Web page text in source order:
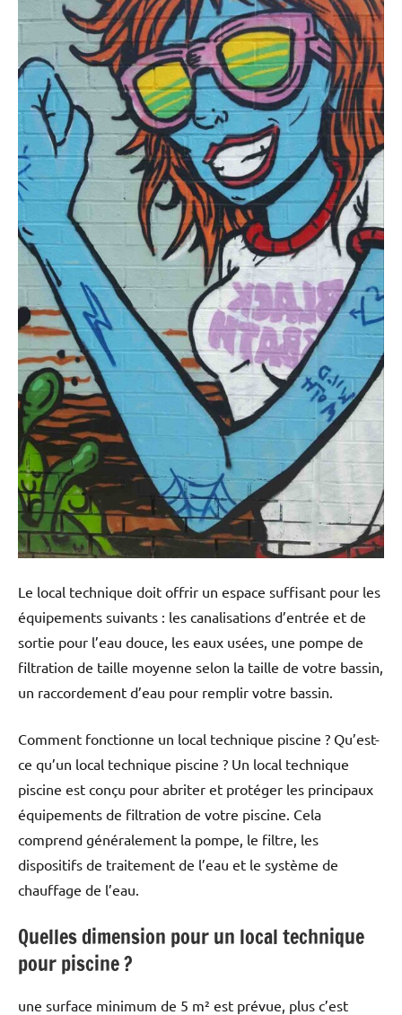
Le local technique doit offrir un espace suffisant pour les
équipements suivants : les canalisations d’entrée et de
sortie pour l’eau douce, les eaux usées, une pompe de
filtration de taille moyenne selon la taille de votre bassin,
un raccordement d’eau pour remplir votre bassin.
Comment fonctionne un local technique piscine ? Qu’est-
ce qu’un local technique piscine ? Un local technique
piscine est conçu pour abriter et protéger les principaux
équipements de filtration de votre piscine. Cela
comprend généralement la pompe, le filtre, les
dispositifs de traitement de l’eau et le système de
chauffage de l’eau.
Quelles dimension pour un local technique
pour piscine ?
une surface minimum de 5 m² est prévue, plus c’est